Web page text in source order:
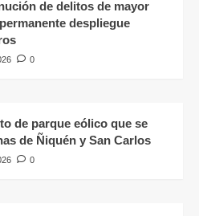
de delitos de mayor
despliegue
0
de parque eólico que se
de Ñiquén y San Carlos
0